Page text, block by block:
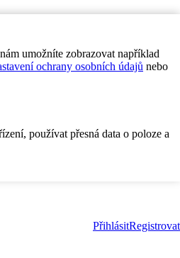
umožníte zobrazovat například
ochrany osobních údajů nebo
používat přesná data o poloze a
PřihlásitRegistrovat